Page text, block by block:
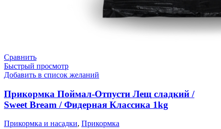
Сравнить
Быстрый просмотр
Добавить в список желаний
Прикормка Поймал-Отпусти Лещ сладкий /
Sweet Bream / Фидерная Классика 1kg
Прикормка и насадки, Прикормка